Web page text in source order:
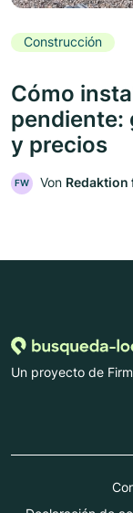
Construcción
Cómo
pendiente:
y precios
FW Von
Un proyecto de